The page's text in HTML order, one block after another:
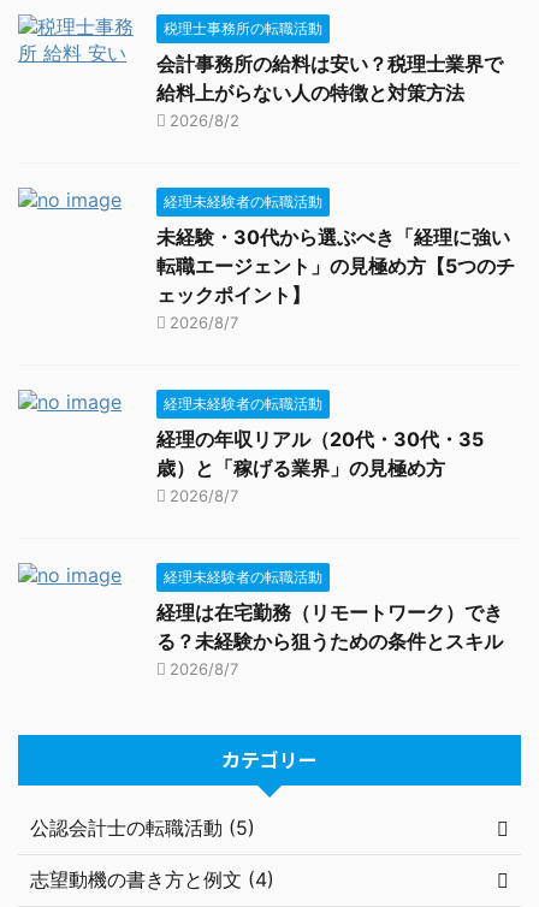
税理士事務所の転職活動
会計事務所の給料は安い？税理士業界で
給料上がらない人の特徴と対策方法
2026/8/2
経理未経験者の転職活動
未経験・30代から選ぶべき「経理に強い
転職エージェント」の見極め方【5つのチ
ェックポイント】
2026/8/7
経理未経験者の転職活動
経理の年収リアル（20代・30代・35
歳）と「稼げる業界」の見極め方
2026/8/7
経理未経験者の転職活動
経理は在宅勤務（リモートワーク）でき
る？未経験から狙うための条件とスキル
2026/8/7
カテゴリー
公認会計士の転職活動 (5)
志望動機の書き方と例文 (4)